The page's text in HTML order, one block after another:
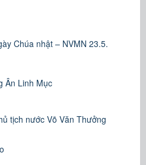
Chúa nhật – NVMN 23.5.
Ân Linh Mục
tịch nước Võ Văn Thưởng